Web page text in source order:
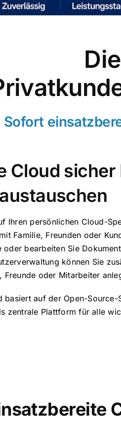
Sofort
Cloud sicher
austauschen
Ihren persönlichen Cloud-
Familie, Freunden oder
oder bearbeiten Sie
können Sie
Freunde oder Mitarbeiter
basiert auf der Open-Source-
zentrale Plattform für alle